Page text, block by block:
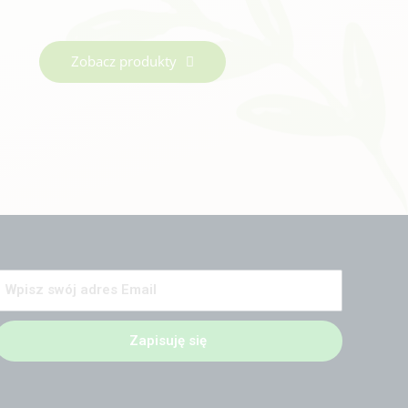
Zobacz produkty
Zapisuję się